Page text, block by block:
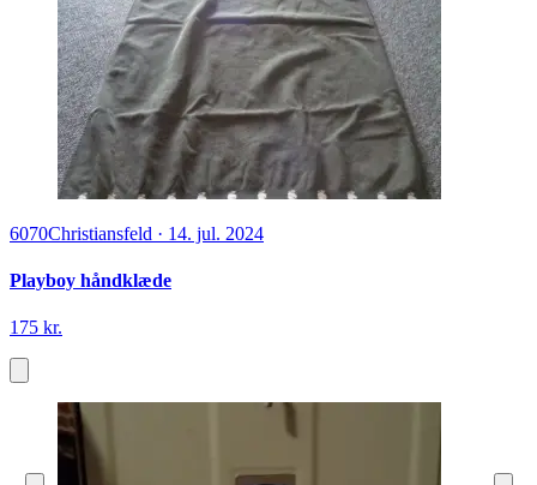
6070Christiansfeld · 14. jul. 2024
Playboy håndklæde
175 kr.